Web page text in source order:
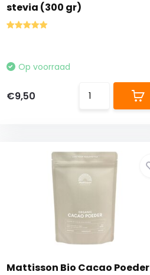
stevia (300 gr)
Op voorraad
€9,50
Mattisson Bio Cacao Poeder